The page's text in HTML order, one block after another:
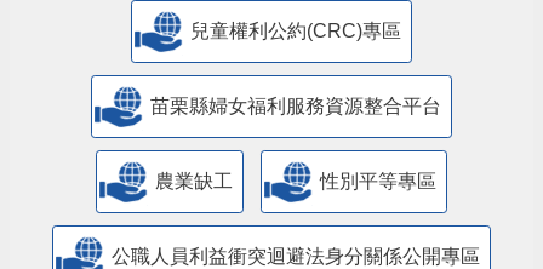
兒童權利公約(CRC)專區
苗栗縣婦女福利服務資源整合平台
農業缺工 性別平等專區
公職人員利益衝突迴避法身分關係公開專區